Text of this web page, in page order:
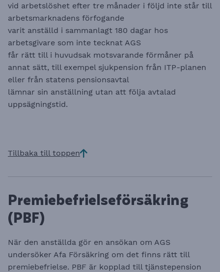
vid arbetslöshet efter tre månader i följd inte står till
arbetsmarknadens förfogande
varit anställd i sammanlagt 180 dagar hos
arbetsgivare som inte tecknat AGS
får rätt till i huvudsak motsvarande förmåner på
annat sätt, till exempel sjukpension från ITP-planen
eller från statens pensionsavtal
lämnar sin anställning utan att följa avtalad
uppsägningstid.
Tillbaka till toppen
Premiebefrielseförsäkring
(PBF)
När den anställda gör en ansökan om AGS
undersöker Afa Försäkring om det finns rätt till
premiebefrielse. PBF är kopplad till tjänstepension